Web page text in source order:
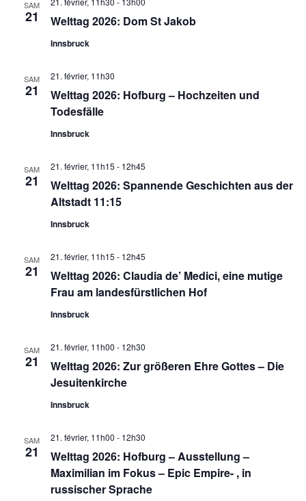
SAM
21 Welttag 2026: Dom St Jakob
Innsbruck
SAM
21
Welttag 2026: Hofburg – Hochzeiten und
Todesfälle
21. février, 11h30
Innsbruck
SAM
21
Welttag 2026: Spannende Geschichten aus der
Altstadt 11:15
21. février, 11h15 - 12h45
Innsbruck
SAM
21
Welttag 2026: Claudia de’ Medici, eine mutige
Frau am landesfürstlichen Hof
21. février, 11h15 - 12h45
Innsbruck
SAM
21
Welttag 2026: Zur größeren Ehre Gottes – Die
Jesuitenkirche
21. février, 11h00 - 12h30
Innsbruck
SAM
21
Welttag 2026: Hofburg – Ausstellung –
Maximilian im Fokus – Epic Empire- , in
russischer Sprache
21. février, 11h00 - 12h30